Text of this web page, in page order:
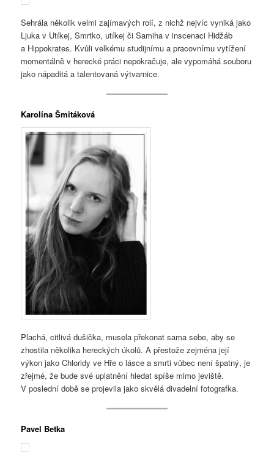
Sehrála několik velmi zajímavých rolí, z nichž nejvíc vyniká jako
Ljuka v Utíkej, Smrtko, utíkej či Samiha v inscenaci Hidžáb
a Hippokrates. Kvůli velkému studijnímu a pracovnímu vytížení
momentálně v herecké práci nepokračuje, ale vypomáhá souboru
jako nápaditá a talentovaná výtvarnice.
Karolína Šmitáková
Plachá, citlivá dušička, musela překonat sama sebe, aby se
zhostila několika hereckých úkolů. A přestože zejména její
výkon jako Chloridy ve Hře o lásce a smrti vůbec není špatný, je
zřejmé, že bude své uplatnění hledat spíše mimo jeviště.
V poslední době se projevila jako skvělá divadelní fotografka.
Pavel Betka